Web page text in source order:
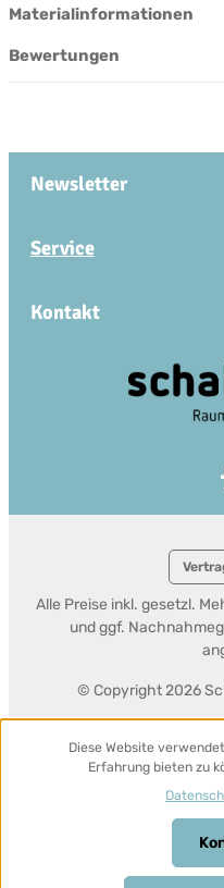
Materialinformationen
Bewertungen
Newsletter
Service
Kontakt
© Copyright 2026
Alle Preise inkl. gesetzl.
und ggf.
Diese Website
Erfahrung bieten zu